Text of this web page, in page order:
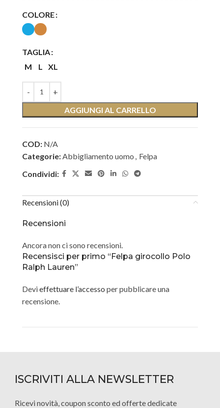
COLORE
TAGLIA
M
L XL
AGGIUNGI AL CARRELLO
COD: N/A
Categorie: Abbigliamento uomo
Felpa
Condividi:
Recensioni (0)
Recensioni
Ancora non ci sono recensioni.
Recensisci per primo “Felpa girocollo Polo
Ralph Lauren”
Devieffettuare l’accesso per pubblicare una
recensione.
ISCRIVITI ALLA NEWSLETTER
Ricevi novità, coupon sconto ed offerte dedicate